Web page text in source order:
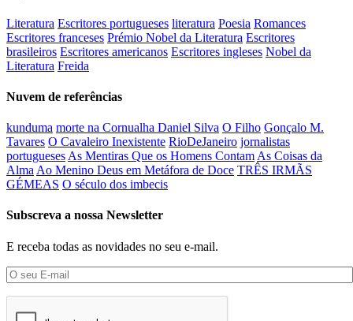
Literatura Escritores portugueses literatura Poesia Romances
Escritores franceses Prémio Nobel da Literatura Escritores
brasileiros Escritores americanos Escritores ingleses Nobel da
Literatura Freida
Nuvem de referências
kunduma morte na Cornualha Daniel Silva O Filho Gonçalo M.
Tavares O Cavaleiro Inexistente RioDeJaneiro jornalistas
portugueses As Mentiras Que os Homens Contam As Coisas da
Alma Ao Menino Deus em Metáfora de Doce TRÊS IRMÃS
GÉMEAS O século dos imbecis
Subscreva a nossa Newsletter
E receba todas as novidades no seu e-mail.